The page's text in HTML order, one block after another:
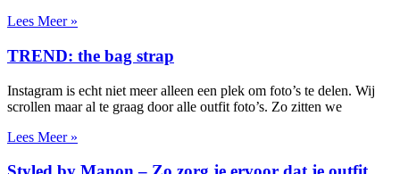
Lees Meer »
TREND: the bag strap
Instagram is echt niet meer alleen een plek om foto’s te delen. Wij
scrollen maar al te graag door alle outfit foto’s. Zo zitten we
Lees Meer »